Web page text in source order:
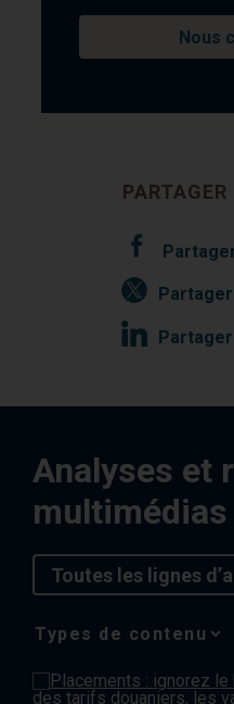
Nous
Analyses et
multimédias
Toutes les lignes
Media
Choice